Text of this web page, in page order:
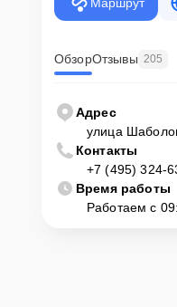
ОбзорОтзывы 205
Адрес
улица
Контакты
+7 (495) 324-
Время работы
Работаем с